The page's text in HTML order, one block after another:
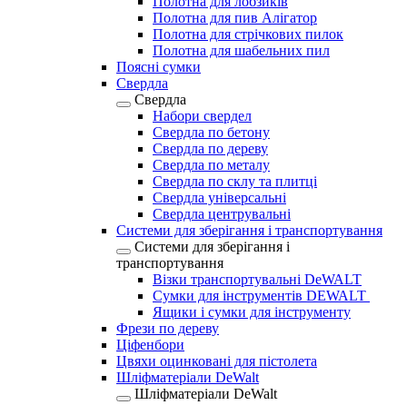
Полотна для пив Алігатор
Полотна для стрічкових пилок
Полотна для шабельних пил
Поясні сумки
Свердла
Свердла
Набори свердел
Свердла по бетону
Свердла по дереву
Свердла по металу
Свердла по склу та плитці
Свердла універсальні
Свердла центрувальні
Системи для зберігання і транспортування
Системи для зберігання і
транспортування
Візки транспортувальні DeWALT
Сумки для інструментів DEWALT
Ящики і сумки для інструменту
Фрези по дереву
Ціфенбори
Цвяхи оцинковані для пістолета
Шліфматеріали DeWalt
Шліфматеріали DeWalt